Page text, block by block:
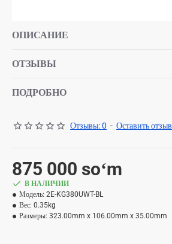
ОПИСАНИЕ
ОТЗЫВЫ
ПОДРОБНО
Отзывы: 0 - Оставить отзыв
875 000 soʻm
В НАЛИЧИИ
Модель: 2E-KG380UWT-BL
Вес: 0.35kg
Размеры: 323.00mm x 106.00mm x 35.00mm